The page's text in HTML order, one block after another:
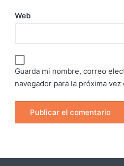
Web
Guarda mi nombre, correo
navegador para la próxima vez